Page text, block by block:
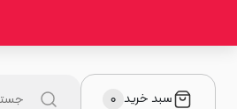
سبد خرید ۰